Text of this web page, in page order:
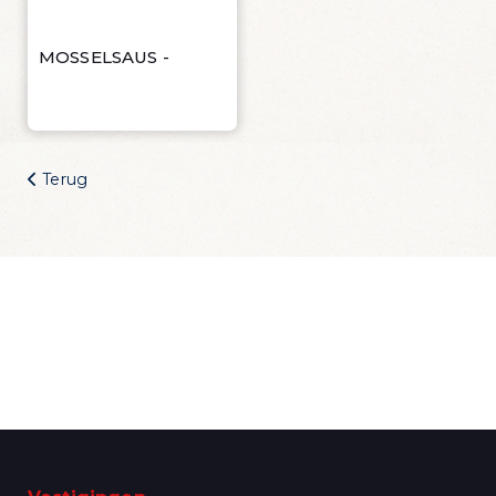
Wijn Fishwives Merlot
Wijn Les Rochers Catharaes Chardonnay
Wijn Tonno Syrah
MOSSELSAUS -
Terug